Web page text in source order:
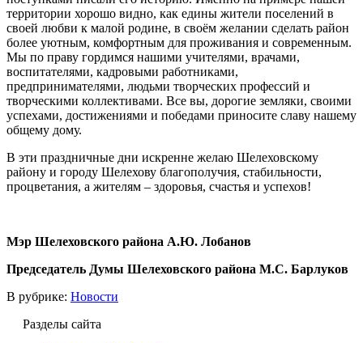
территории хорошо видно, как едины жители поселений в
своей любви к малой родине, в своём желании сделать район
более уютным, комфортным для проживания и современным.
Мы по праву гордимся нашими учителями, врачами,
воспитателями, кадровыми работниками,
предпринимателями, людьми творческих профессий и
творческими коллективами. Все вы, дорогие земляки, своими
успехами, достижениями и победами приносите славу нашему
общему дому.
В эти праздничные дни искренне желаю Шелеховскому
району и городу Шелехову благополучия, стабильности,
процветания, а жителям – здоровья, счастья и успехов!
Мэр Шелеховского района А.Ю. Лобанов
Председатель Думы Шелеховского района М.С. Барлуков
В рубрике: Новости
Разделы сайта